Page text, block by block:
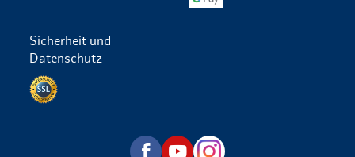
Sicherheit und
Datenschutz